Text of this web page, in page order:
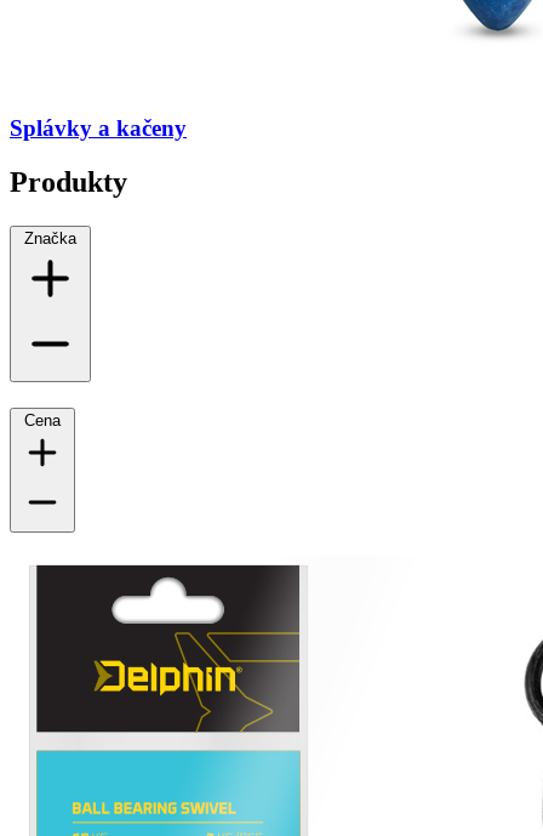
Splávky a kačeny
Produkty
Značka
Cena